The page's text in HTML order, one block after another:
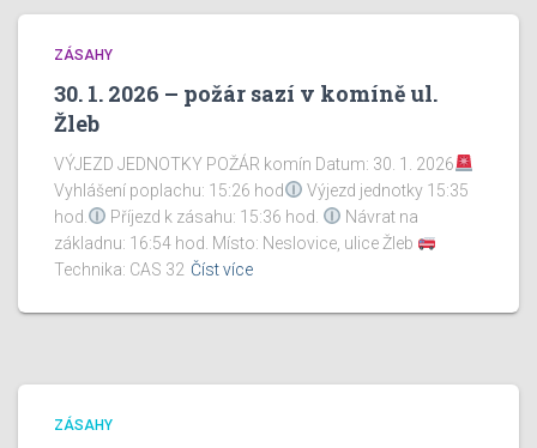
ZÁSAHY
30. 1. 2026 – požár sazí v komíně ul.
Žleb
VÝJEZD JEDNOTKY POŽÁR komín Datum: 30. 1. 2026
Vyhlášení poplachu: 15:26 hod
Výjezd jednotky 15:35
hod.
Příjezd k zásahu: 15:36 hod.
Návrat na
základnu: 16:54 hod. Místo: Neslovice, ulice Žleb
Technika: CAS 32 Číst více
ZÁSAHY